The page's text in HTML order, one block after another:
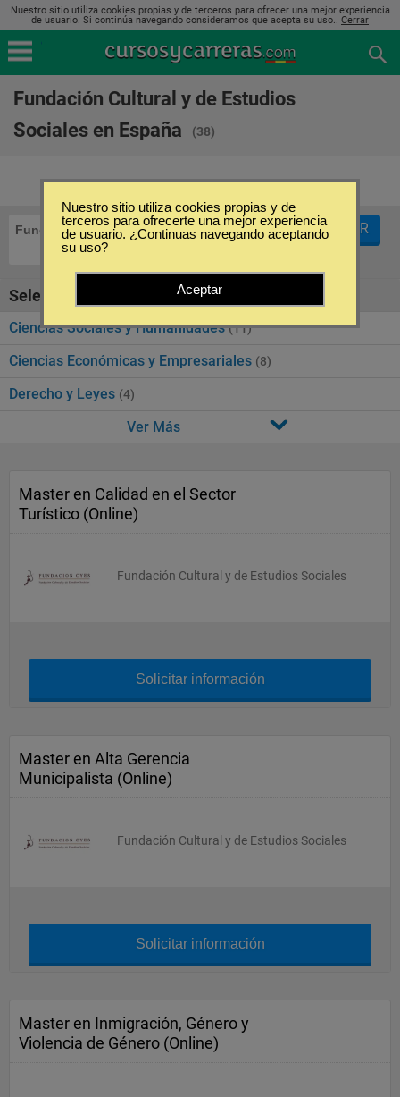
Nuestro sitio utiliza cookies propias y de terceros para ofrecer una mejor experiencia
de usuario. Si continúa navegando consideramos que acepta su uso.. Cerrar
Fundación Cultural y de Estudios
Sociales en España
(38)
Fundación Cultural y de Estudios Sociales FILTRAR
Seleccione la categoría
Ciencias Sociales y Humanidades(11)
Ciencias Económicas y Empresariales (8)
Derecho y Leyes (4)
Ver Más
Master en Calidad en el Sector
Turístico (Online)
Fundación Cultural y de Estudios Sociales
Solicitar información
Master en Alta Gerencia
Municipalista (Online)
Fundación Cultural y de Estudios Sociales
Solicitar información
Master en Inmigración, Género y
Violencia de Género (Online)
Nuestro sitio utiliza cookies propias y de
terceros para ofrecerte una mejor experiencia
de usuario. ¿Continuas navegando aceptando
su uso?
Aceptar